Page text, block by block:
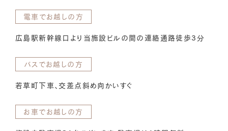
電車でお越しの方
広島駅新幹線口より当施設ビルの間の連絡通路徒歩3分
バスでお越しの方
若草町下車、交差点斜め向かいすぐ
お車でお越しの方